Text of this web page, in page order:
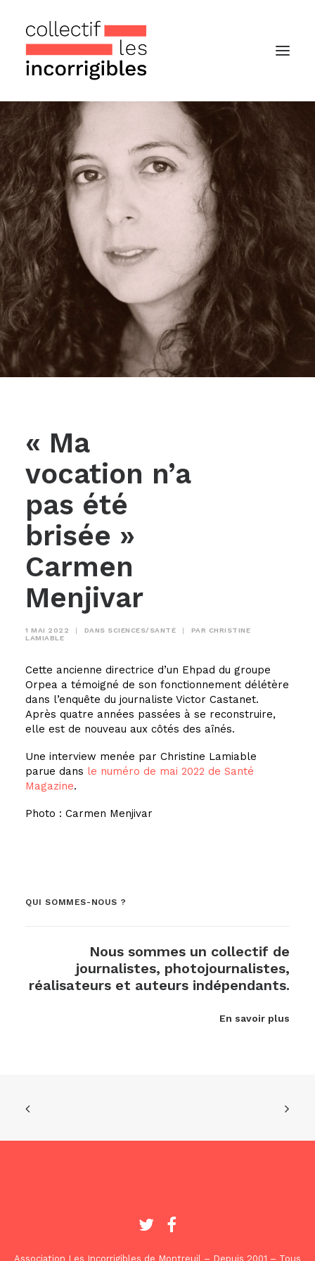
Accueil
Le collectif
Nos actualités
Notre « Incolettre » mensuelle
Recherche
« Ma
vocation n’a
pas été
brisée »
Carmen
Menjivar
1 MAI 2022 | DANS SCIENCES/SANTÉ | PAR CHRISTINE
LAMIABLE
Cette ancienne directrice d’un Ehpad du groupe
Orpea a témoigné de son fonctionnement délétère
dans l’enquête du journaliste Victor Castanet.
Après quatre années passées à se reconstruire,
elle est de nouveau aux côtés des aînés.
Une interview menée par Christine Lamiable
parue dans le numéro de mai 2022 de Santé
Magazine.
Photo : Carmen Menjivar
QUI SOMMES-NOUS ?
Nous sommes un collectif de
journalistes, photojournalistes,
réalisateurs et auteurs indépendants.
En savoir plus
Association Les Incorrigibles de Montreuil – Depuis 2001 – Tous